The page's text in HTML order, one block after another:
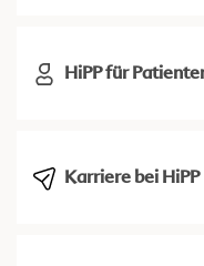
HiPP für
Karriere bei HiPP